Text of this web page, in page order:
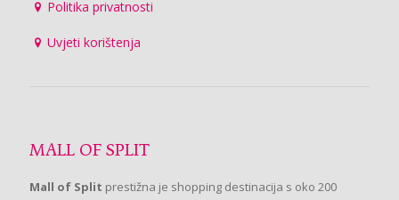
Politika privatnosti
Uvjeti korištenja
MALL OF SPLIT
Mall of Split prestižna je shopping destinacija s oko 200